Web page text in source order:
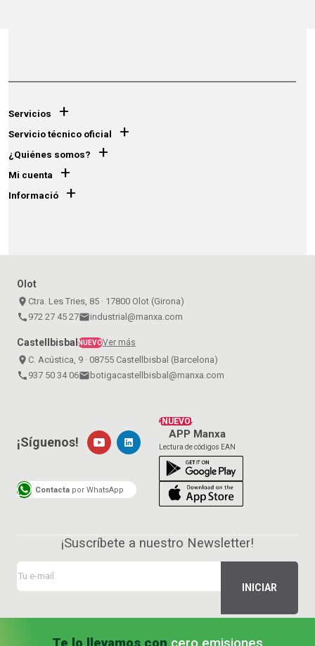
Servicios +
Servicio técnico oficial +
¿Quiénes somos? +
Mi cuenta +
Informació +
Olot
place Ctra. Les Tries, 85 · 17800 Olot (Girona)
call 972 27 45 27emailindustrial@manxa.com
CastellbisbalNUEVOVer más
place C. Acústica, 9 · 08755 Castellbisbal (Barcelona)
call 937 50 34 06emailbotigacastellbisbal@manxa.com
¡NUEVO!
APP Manxa
Lectura de códigos EAN
¡Síguenos!
Contacta por WhatsApp
¡Suscríbete a nuestro Newsletter!
Te lo llevamos con cero emisiones